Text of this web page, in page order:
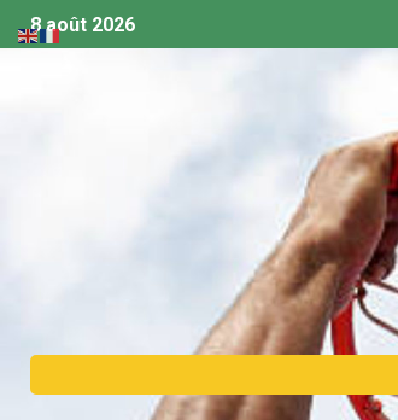
8 août 2026